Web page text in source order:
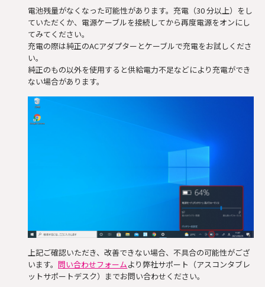
電池残量がなくなった可能性があります。充電（30 分以上）をし
ていただくか、電源ケーブルを接続してから再度電源をオンにし
てみてください。
充電の際は純正のACアダプターとケーブルで充電をお試しくださ
い。
純正のもの以外を使用すると供給電力不足などにより充電ができ
ない場合があります。
上記ご確認いただき、改善できない場合、不具合の可能性がござ
います。問い合わせフォームより弊社サポート（アスコンタブレ
ットサポートデスク）までお問い合わせください。